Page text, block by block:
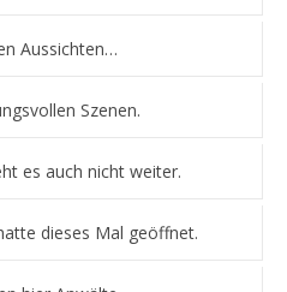
Aussichten…
Szenen.
es auch nicht weiter.
dieses Mal geöffnet.